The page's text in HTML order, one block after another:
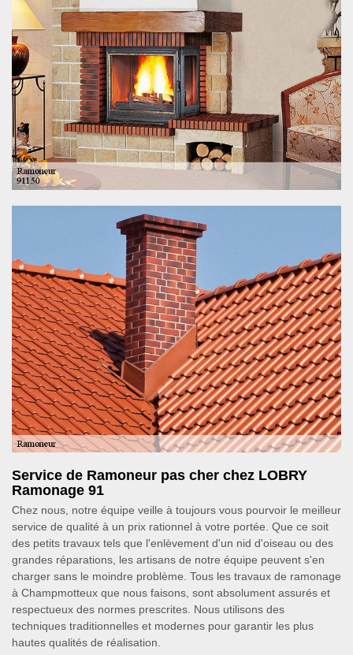
Service de Ramoneur pas cher chez LOBRY
Ramonage 91
Chez nous, notre équipe veille à toujours vous pourvoir le meilleur
service de qualité à un prix rationnel à votre portée. Que ce soit
des petits travaux tels que l'enlèvement d'un nid d'oiseau ou des
grandes réparations, les artisans de notre équipe peuvent s'en
charger sans le moindre problème. Tous les travaux de ramonage
à Champmotteux que nous faisons, sont absolument assurés et
respectueux des normes prescrites. Nous utilisons des
techniques traditionnelles et modernes pour garantir les plus
hautes qualités de réalisation.